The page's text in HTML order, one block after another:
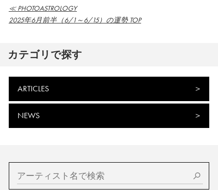
≪ PHOTOASTROLOGY
2025年6月前半（6/1～6/15）の運勢 TOP
カテゴリで探す
ARTICLES
NEWS